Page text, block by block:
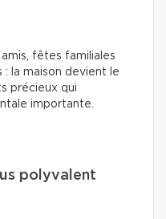
fêtes familiales
: la maison devient le
précieux qui
importante.
polyvalent